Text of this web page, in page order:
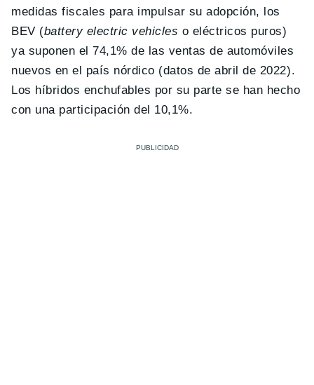
medidas fiscales para impulsar su adopción, los
BEV (battery electric vehicles o eléctricos puros)
ya suponen el 74,1% de las ventas de automóviles
nuevos en el país nórdico (datos de abril de 2022).
Los híbridos enchufables por su parte se han hecho
con una participación del 10,1%.